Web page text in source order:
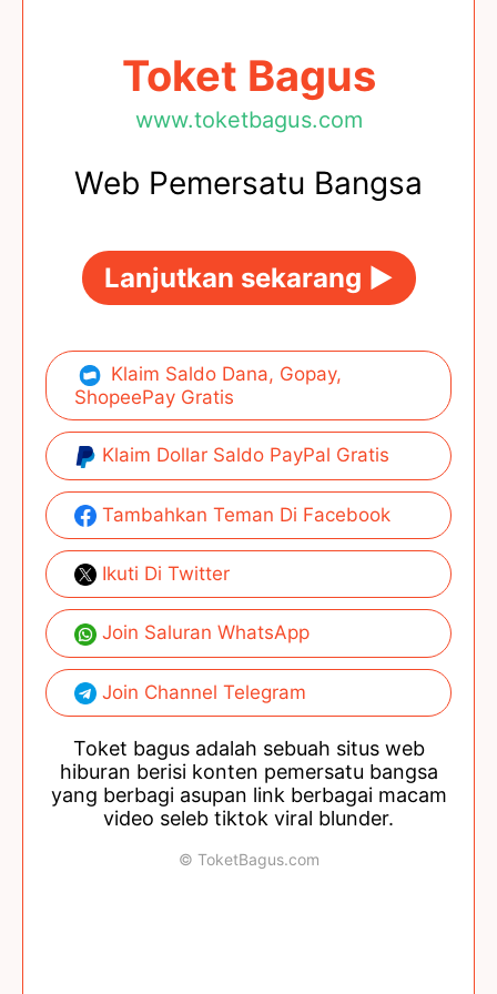
Toket Bagus
www.toketbagus.com
Web Pemersatu Bangsa
Lanjutkan sekarang ►
Klaim Saldo Dana, Gopay,
ShopeePay Gratis
Klaim Dollar Saldo PayPal Gratis
Tambahkan Teman Di Facebook
Ikuti Di Twitter
Join Saluran WhatsApp
Join Channel Telegram
Toket bagus adalah sebuah situs web
hiburan berisi konten pemersatu bangsa
yang berbagi asupan link berbagai macam
video seleb tiktok viral blunder.
© ToketBagus.com